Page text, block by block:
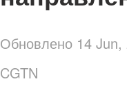
Обновлено 14 Jun,
CGTN